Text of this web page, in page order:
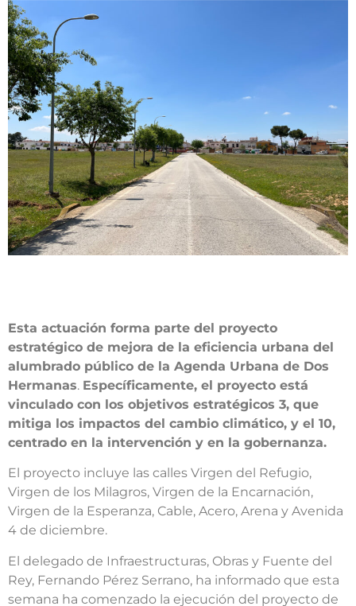
Esta actuación forma parte del proyecto
estratégico de mejora de la eficiencia urbana del
alumbrado público de la Agenda Urbana de Dos
Hermanas. Específicamente, el proyecto está
vinculado con los objetivos estratégicos 3, que
mitiga los impactos del cambio climático, y el 10,
centrado en la intervención y en la gobernanza.
El proyecto incluye las calles Virgen del Refugio,
Virgen de los Milagros, Virgen de la Encarnación,
Virgen de la Esperanza, Cable, Acero, Arena y Avenida
4 de diciembre.
El delegado de Infraestructuras, Obras y Fuente del
Rey, Fernando Pérez Serrano, ha informado que esta
semana ha comenzado la ejecución del proyecto de